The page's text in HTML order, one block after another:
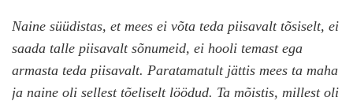
Naine süüdistas, et mees ei võta teda piisavalt tõsiselt, ei
saada talle piisavalt sõnumeid, ei hooli temast ega
armasta teda piisavalt. Paratamatult jättis mees ta maha
ja naine oli sellest tõeliselt löödud. Ta mõistis, millest oli